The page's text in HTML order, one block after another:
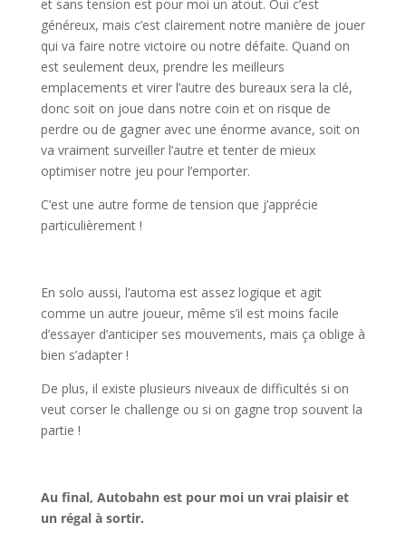
et sans tension est pour moi un atout. Oui c’est
généreux, mais c’est clairement notre manière de jouer
qui va faire notre victoire ou notre défaite. Quand on
est seulement deux, prendre les meilleurs
emplacements et virer l’autre des bureaux sera la clé,
donc soit on joue dans notre coin et on risque de
perdre ou de gagner avec une énorme avance, soit on
va vraiment surveiller l’autre et tenter de mieux
optimiser notre jeu pour l’emporter.
C’est une autre forme de tension que j’apprécie
particulièrement !
En solo aussi, l’automa est assez logique et agit
comme un autre joueur, même s’il est moins facile
d’essayer d’anticiper ses mouvements, mais ça oblige à
bien s’adapter !
De plus, il existe plusieurs niveaux de difficultés si on
veut corser le challenge ou si on gagne trop souvent la
partie !
Au final, Autobahn est pour moi un vrai plaisir et
un régal à sortir.